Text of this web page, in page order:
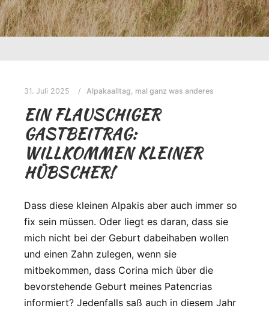
31. Juli 2025 Alpakaalltag, mal ganz was anderes
EIN FLAUSCHIGER
GASTBEITRAG:
WILLKOMMEN KLEINER
HÜBSCHER!
Dass diese kleinen Alpakis aber auch immer so
fix sein müssen. Oder liegt es daran, dass sie
mich nicht bei der Geburt dabeihaben wollen
und einen Zahn zulegen, wenn sie
mitbekommen, dass Corina mich über die
bevorstehende Geburt meines Patencrias
informiert? Jedenfalls saß auch in diesem Jahr